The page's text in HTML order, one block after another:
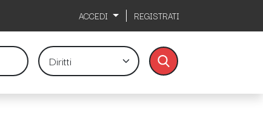
ACCEDI REGISTRATI